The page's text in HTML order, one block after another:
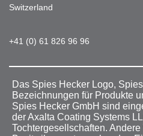
Switzerland
+41 (0) 61 826 96 96
Das Spies Hecker Logo,
Bezeichnungen für Produkte
Spies Hecker GmbH sind
der Axalta Coating Systems
Tochtergesellschaften.